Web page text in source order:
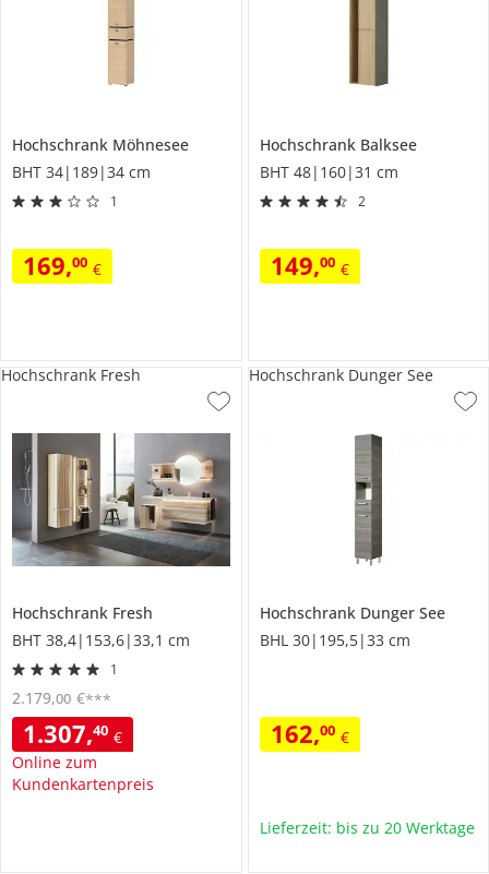
Hochschrank Möhnesee
BHT 34|189|34 cm
1
169,00 €
Hochschrank Balksee
BHT 48|160|31 cm
2
149,00 €
Hochschrank Fresh
BHT 38,4|153,6|33,1 cm
1
1.307,40 €
Online zum
Kundenkartenpreis
2.179,00 €***
Hochschrank Fresh
Hochschrank Dunger See
BHL 30|195,5|33 cm
162,00 €
Hochschrank Dunger See
Lieferzeit: bis zu 20 Werktage